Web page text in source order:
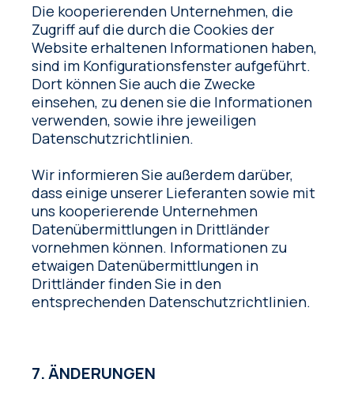
Die kooperierenden Unternehmen, die
Zugriff auf die durch die Cookies der
Website erhaltenen Informationen haben,
sind im Konfigurationsfenster aufgeführt.
Dort können Sie auch die Zwecke
einsehen, zu denen sie die Informationen
verwenden, sowie ihre jeweiligen
Datenschutzrichtlinien.
Wir informieren Sie außerdem darüber,
dass einige unserer Lieferanten sowie mit
uns kooperierende Unternehmen
Datenübermittlungen in Drittländer
vornehmen können. Informationen zu
etwaigen Datenübermittlungen in
Drittländer finden Sie in den
entsprechenden Datenschutzrichtlinien.
7. ÄNDERUNGEN